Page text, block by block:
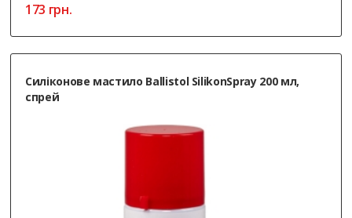
173 грн.
Cиліконове мастило Ballistol SilikonSpray 200 мл,
спрей